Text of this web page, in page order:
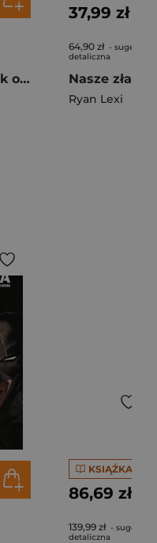
Zakochany chłopak od trzech atlasów
37,99 zł
64,90 zł -
detaliczna
Ryan Lexi
KSIĄŻKA
86,69 zł
139,99 zł -
detaliczna